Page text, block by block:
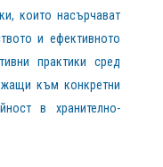
които насърчават
и ефективното
практики сред
към конкретни
в хранително-